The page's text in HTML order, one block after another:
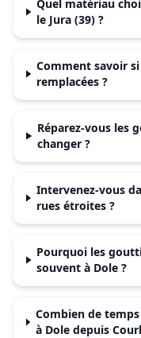
Quel matériau
le Jura (39) ?
Comment savoir
remplacées ?
Réparez-vous les
changer ?
Intervenez-vous
rues étroites ?
Pourquoi les
souvent à Dole ?
Combien de
à Dole depuis